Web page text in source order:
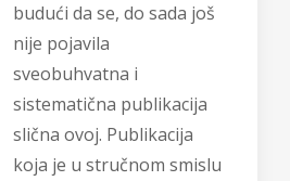
budući da se, do sada još
nije pojavila
sveobuhvatna i
sistematična publikacija
slična ovoj. Publikacija
koja je u stručnom smislu